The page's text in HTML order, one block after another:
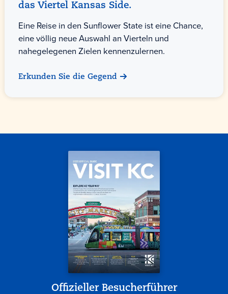
das Viertel Kansas Side.
Eine Reise in den Sunflower State ist eine Chance,
eine völlig neue Auswahl an Vierteln und
nahegelegenen Zielen kennenzulernen.
Erkunden Sie die Gegend
Offizieller Besucherführer